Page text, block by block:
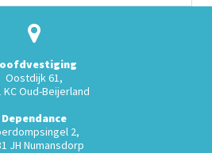
Oostdijk 61,
KC Oud-Beijerland
Dependance
2,
JH Numansdorp